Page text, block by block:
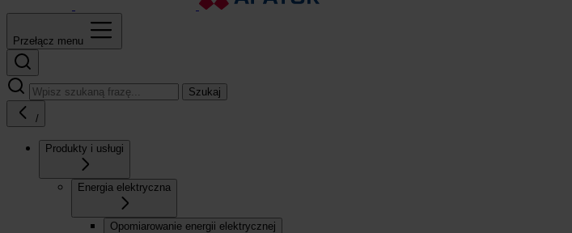
Przełącz menu
Szukaj
/
Produkty i usługi
Energia elektryczna
Opomiarowanie energii elektrycznej